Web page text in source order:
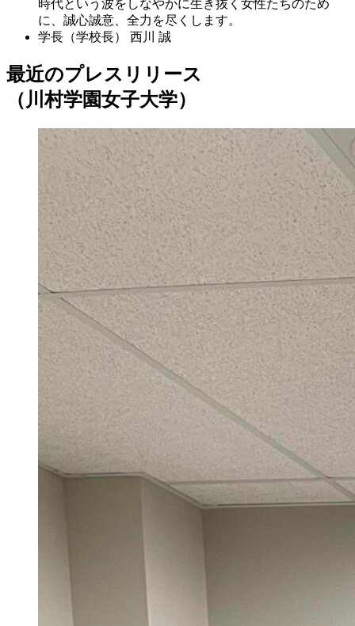
時代という波をしなやかに生き抜く女性たちのため
に、誠心誠意、全力を尽くします。
学長（学校長）
西川 誠
最近のプレスリリース
（川村学園女子大学）